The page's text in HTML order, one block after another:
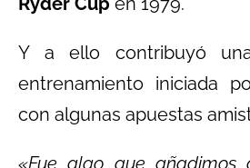
Y a ello contribuyó
entrenamiento iniciada
con algunas apuestas
«Fue algo que añadimos